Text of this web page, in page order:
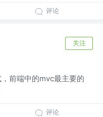
评论
关注
前端中的mvc最主要的
评论